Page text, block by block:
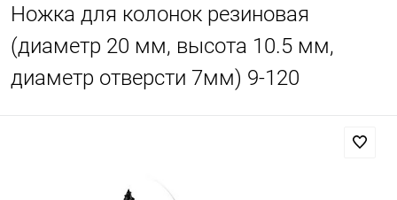
Ножка для колонок резиновая
(диаметр 20 мм, высота 10.5 мм,
диаметр отверсти 7мм) 9-120